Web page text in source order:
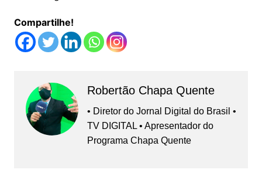
Compartilhe!
Robertão Chapa Quente
• Diretor do Jornal Digital do Brasil •
TV DIGITAL • Apresentador do
Programa Chapa Quente